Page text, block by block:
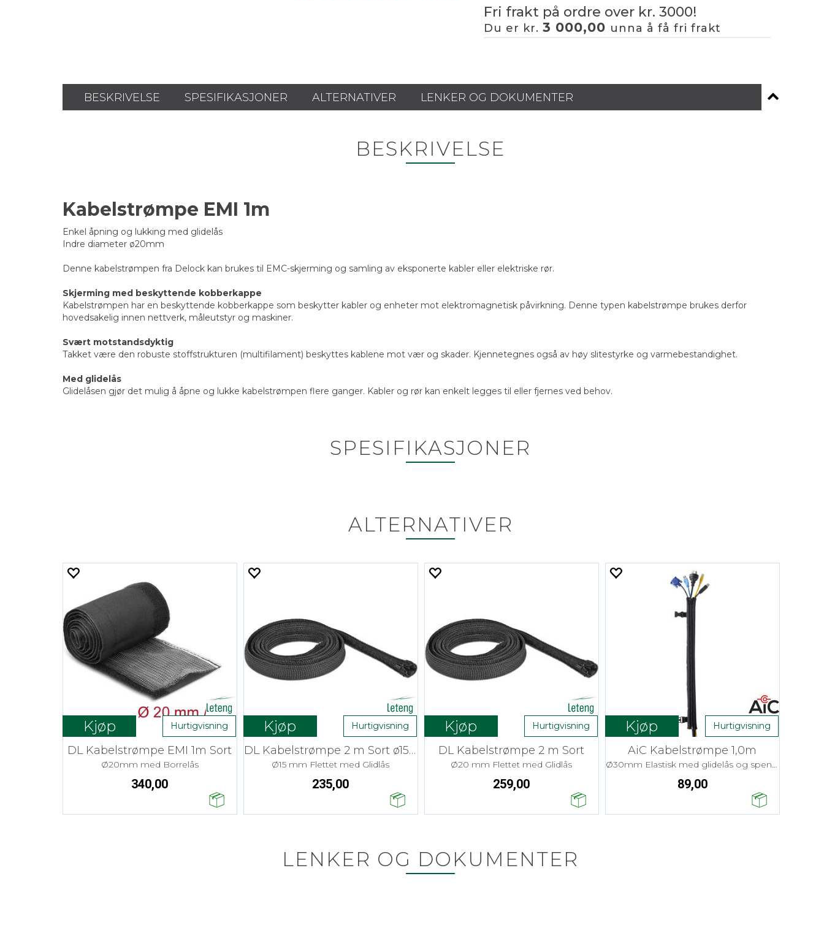
Fri frakt på ordre over kr. 3000!
Du er kr. 3 000,00 unna å få fri frakt
BESKRIVELSE SPESIFIKASJONER ALTERNATIVER LENKER OG DOKUMENTER
BESKRIVELSE
Kabelstrømpe EMI 1m
Enkel åpning og lukking med glidelås
Indre diameter ø20mm
Denne kabelstrømpen fra Delock kan brukes til EMC-skjerming og samling av eksponerte kabler eller elektriske rør.
Skjerming med beskyttende kobberkappe
Kabelstrømpen har en beskyttende kobberkappe som beskytter kabler og enheter mot elektromagnetisk påvirkning. Denne typen kabelstrømpe brukes derfor
hovedsakelig innen nettverk, måleutstyr og maskiner.
Svært motstandsdyktig
Takket være den robuste stoffstrukturen (multifilament) beskyttes kablene mot vær og skader. Kjennetegnes også av høy slitestyrke og varmebestandighet.
Med glidelås
Glidelåsen gjør det mulig å åpne og lukke kabelstrømpen flere ganger. Kabler og rør kan enkelt legges til eller fjernes ved behov.
SPESIFIKASJONER
ALTERNATIVER
Kjøp Hurtigvisning
DL Kabelstrømpe EMI 1m Sort
Ø20mm med Borrelås
340,00
Kjøp Hurtigvisning
DL Kabelstrømpe 2 m Sort ø15mm
Ø15 mm Flettet med Glidlås
235,00
Kjøp Hurtigvisning
DL Kabelstrømpe 2 m Sort
Ø20 mm Flettet med Glidlås
259,00
Kjøp Hurtigvisning
AiC Kabelstrømpe 1,0m
Ø30mm Elastisk med glidelås og spenne
89,00
LENKER OG DOKUMENTER